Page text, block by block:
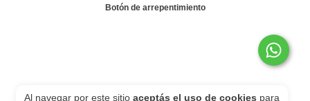
Al navegar por este sitioaceptás el uso de cookies para
Botón de arrepentimiento